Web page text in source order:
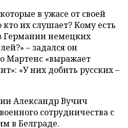
в ужасе от своей
их слушает? Кому есть
Германии немецких
– задался он
Мартенс «выражает
«У них добить русских –
Александр Вучич
сотрудничества с
в Белграде.